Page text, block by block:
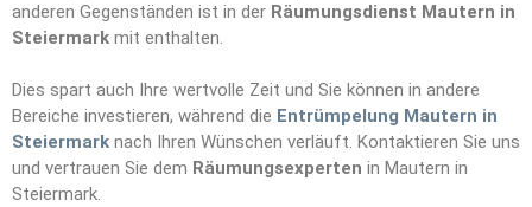
anderen Gegenständen ist in der Räumungsdienst Mautern in
Steiermark mit enthalten.
Dies spart auch Ihre wertvolle Zeit und Sie können in andere
Bereiche investieren, während die Entrümpelung Mautern in
Steiermark nach Ihren Wünschen verläuft. Kontaktieren Sie uns
und vertrauen Sie dem Räumungsexperten in Mautern in
Steiermark.